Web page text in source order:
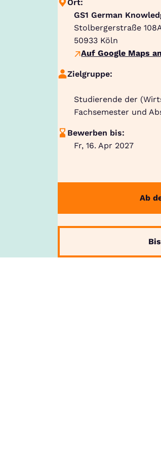
Ort:
GS1 German
Stolbergerstraße
50933 Köln
Auf Google Maps
Zielgruppe:
Studierende der
Fachsemester und
Bewerben bis:
Fr, 16. Apr 2027
Ab